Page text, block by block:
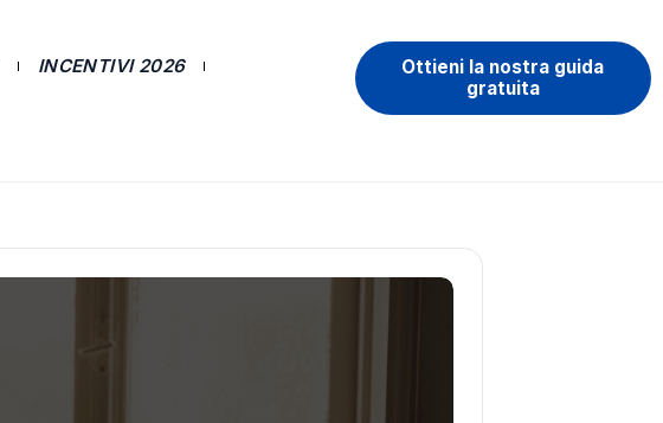
INCENTIVI 2026
Ottieni la nostra guida
gratuita